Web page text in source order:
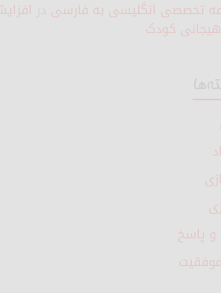
تخصصی انگلیسی به فارسی
کودک
پاسخ